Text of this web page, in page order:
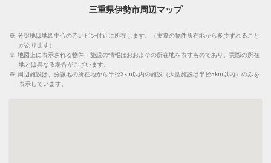
三重県伊勢市周辺マップ
※ 分譲地は地図中心の赤いピン付近に所在します。（実際の物件所在地から多少ずれること
があります）
※ 地図上に表示される物件・施設の情報はおおよその所在地を表すものであり、実際の所在
地とは異なる場合がございます。
※
周辺施設は、分譲地の所在地から半径3km以内の施設（大型施設は半径5km以内）のみを
表示しています。